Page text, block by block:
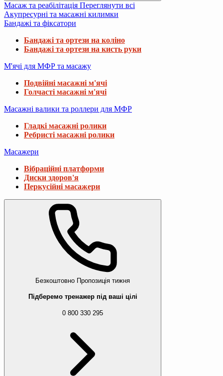
Масаж та реабілітація Переглянути всі
Акупресурні та масажні килимки
Бандажі та фіксатори
Бандажі та ортези на коліно
Бандажі та ортези на кисть руки
М'ячі для МФР та масажу
Подвійні масажні м'ячі
Голчасті масажні м'ячі
Масажні валики та роллери для МФР
Гладкі масажні ролики
Ребристі масажні ролики
Масажери
Вібраційні платформи
Диски здоров'я
Перкусійні масажери
Безкоштовно Пропозиція тижня
Підберемо тренажер під ваші цілі
0 800 330 295